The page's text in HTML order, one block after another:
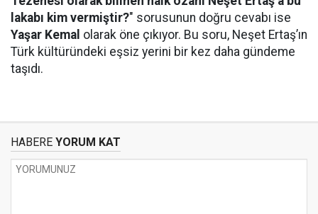
lakabı kim vermiştir?" sorusunun doğru cevabı ise
Yaşar Kemal olarak öne çıkıyor. Bu soru, Neşet Ertaş’ın
Türk kültüründeki eşsiz yerini bir kez daha gündeme
taşıdı.
HABERE YORUM KAT